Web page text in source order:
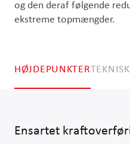
og den deraf følgende
ekstreme topmængder.
HØJDEPUNKTER
Ensartet